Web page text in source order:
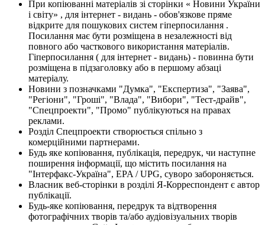
При копіюванні матеріалів зі сторінки « Новини України
і світу» , для інтернет - видань - обов'язкове пряме
відкрите для пошукових систем гіперпосилання .
Посилання має бути розміщена в незалежності від
повного або часткового використання матеріалів.
Гіперпосилання ( для інтернет - видань) - повинна бути
розміщена в підзаголовку або в першому абзаці
матеріалу.
Новини з позначками "Думка", "Експертиза", "Заява",
"Регіони", "Гроші", "Влада", "Вибори", "Тест-драйв",
"Спецпроекти", "Промо" публікуються на правах
реклами.
Розділ Спецпроекти створюється спільно з
комерційними партнерами.
Будь яке копіювання, публікація, передрук, чи наступне
поширення інформації, що містить посилання на
"Інтерфакс-Україна", EPA / UPG, суворо забороняється.
Власник веб-сторінки в розділі Я-Корреспондент є автор
публікації.
Будь-яке копіювання, передрук та відтворення
фотографічних творів та/або аудіовізуальних творів